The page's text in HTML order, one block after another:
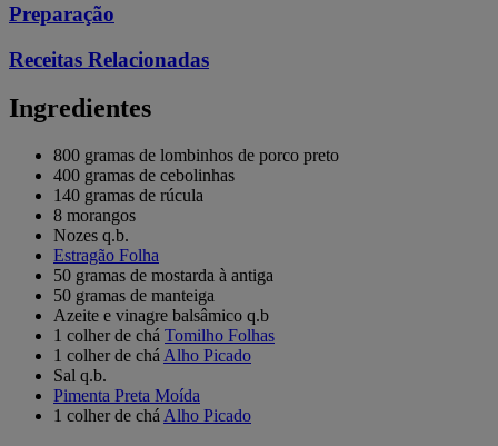
Preparação
Receitas Relacionadas
Ingredientes
800 gramas de lombinhos de porco preto
400 gramas de cebolinhas
140 gramas de rúcula
8 morangos
Nozes q.b.
Estragão Folha
50 gramas de mostarda à antiga
50 gramas de manteiga
Azeite e vinagre balsâmico q.b
1 colher de chá Tomilho Folhas
1 colher de chá Alho Picado
Sal q.b.
Pimenta Preta Moída
1 colher de chá Alho Picado